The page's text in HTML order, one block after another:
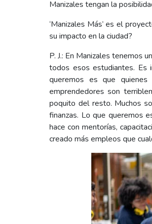
Manizales tengan la
‘Manizales Más’ es el
su impacto en la ciudad?
P. J.: En Manizales tenemos
todos esos estudiantes. Es
queremos es que
emprendedores son
poquito del resto. Muchos
finanzas. Lo que queremos
hace con mentorías,
creado más empleos que